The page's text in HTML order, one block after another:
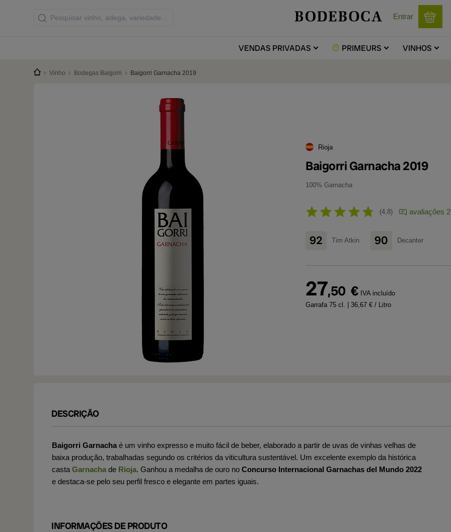
Entrar
VENDASPRIVADAS PRIMEURS VINHOS
Vinho Bodegas Baigorri Baigorri Garnacha 2019
Rioja
Baigorri Garnacha 2019
100% Garnacha
4,8 avaliações 2
92 Tim Atkin 90 Decanter
27,50 € IVA incluído
Garrafa 75 cl. | 36,67 € / Litro
DESCRIÇÃO
Baigorri Garnacha é um vinho expresso e muito fácil de beber, elaborado a partir de uvas de vinhas velhas de
baixa produção, trabalhadas segundo os critérios da viticultura sustentável. Um excelente exemplo da histórica
casta Garnacha de Rioja. Ganhou a medalha de ouro no Concurso Internacional Garnachas del Mundo 2022
e destaca-se pelo seu perfil fresco e elegante em partes iguais.
INFORMAÇÕES DE PRODUTO